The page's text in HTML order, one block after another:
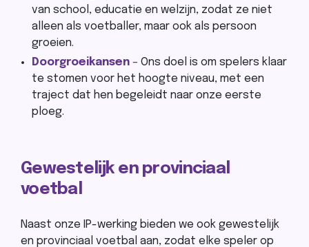
van school, educatie en welzijn, zodat ze niet
alleen als voetballer, maar ook als persoon
groeien.
Doorgroeikansen – Ons doel is om spelers klaar
te stomen voor het hoogte niveau, met een
traject dat hen begeleidt naar onze eerste
ploeg.
Gewestelijk en provinciaal
voetbal
Naast onze IP-werking bieden we ook gewestelijk
en provinciaal voetbal aan, zodat elke speler op